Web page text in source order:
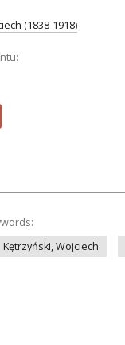
(1838-1918)
Kętrzyński, Wojciech